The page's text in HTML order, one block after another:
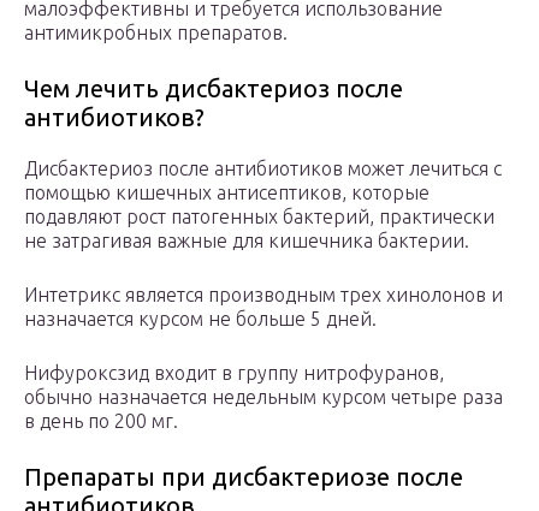
малоэффективны и требуется использование
антимикробных препаратов.
Чем лечить дисбактериоз после
антибиотиков?
Дисбактериоз после антибиотиков может лечиться с
помощью кишечных антисептиков, которые
подавляют рост патогенных бактерий, практически
не затрагивая важные для кишечника бактерии.
Интетрикс является производным трех хинолонов и
назначается курсом не больше 5 дней.
Нифуроксзид входит в группу нитрофуранов,
обычно назначается недельным курсом четыре раза
в день по 200 мг.
Препараты при дисбактериозе после